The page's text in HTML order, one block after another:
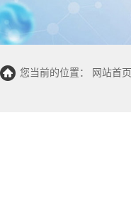
您当前的位置： 网站首页